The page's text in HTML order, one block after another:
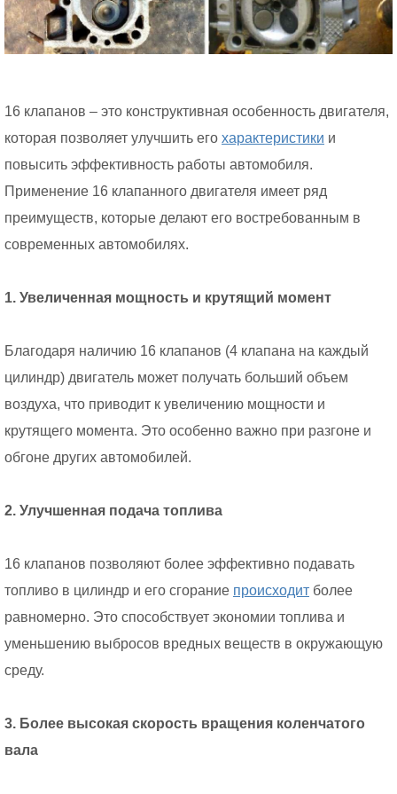
16 клапанов – это конструктивная особенность двигателя,
которая позволяет улучшить его характеристики и
повысить эффективность работы автомобиля.
Применение 16 клапанного двигателя имеет ряд
преимуществ, которые делают его востребованным в
современных автомобилях.
1. Увеличенная мощность и крутящий момент
Благодаря наличию 16 клапанов (4 клапана на каждый
цилиндр) двигатель может получать больший объем
воздуха, что приводит к увеличению мощности и
крутящего момента. Это особенно важно при разгоне и
обгоне других автомобилей.
2. Улучшенная подача топлива
16 клапанов позволяют более эффективно подавать
топливо в цилиндр и его сгорание происходит более
равномерно. Это способствует экономии топлива и
уменьшению выбросов вредных веществ в окружающую
среду.
3. Более высокая скорость вращения коленчатого
вала